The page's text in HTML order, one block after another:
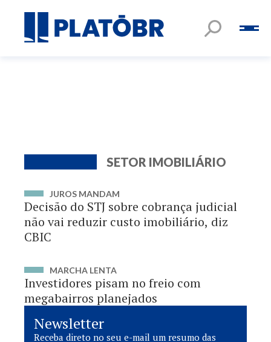
SETOR IMOBILIÁRIO
JUROS MANDAM
Decisão do STJ sobre cobrança judicial
não vai reduzir custo imobiliário, diz
CBIC
MARCHA LENTA
Investidores pisam no freio com
megabairros planejados
Newsletter
Receba direto no seu e-mail um resumo das